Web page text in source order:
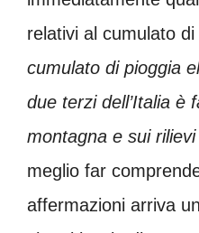
relativi al cumulato di
cumulato di pioggia
due terzi dell’Italia è
montagna e sui
meglio far
affermazioni arriva